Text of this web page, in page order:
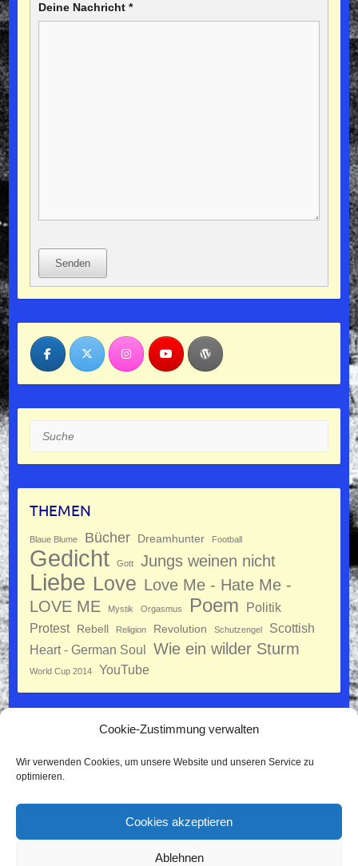
Cookie-Zustimmung verwalten
Wir verwenden Cookies, um unsere Website und unseren Service zu
optimieren.
Cookies akzeptieren
Ablehnen
Deine Nachricht *
Senden
Suche
THEMEN
Blaue Blume Bücher Dreamhunter Football
Gedicht Gott Jungs weinen nicht
Liebe Love Love Me - Hate Me -
LOVE ME
Mystik Orgasmus Poem
Politik
Protest
Rebell Religion Revolution Schutzengel
Scottish
Heart - German Soul Wie ein wilder Sturm
World Cup 2014 YouTube
Impressum